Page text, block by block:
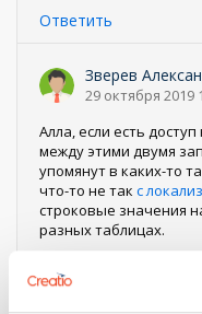
Ответить
Зверев
29 октября 2019
Алла, если есть
между этими двумя
упомянут в каких-то
что-то не так с
строковые значения
разных таблицах.